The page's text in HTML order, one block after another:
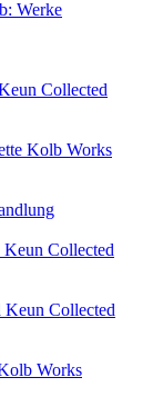
Werke
Collected
Kolb Works
Collected
Keun Collected
Works